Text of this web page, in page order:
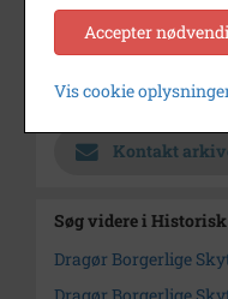
Type
Enhed
Arkiv
Kontakt
Søg videre i
Dragør Borgerlige
Accepter
Vis cookie